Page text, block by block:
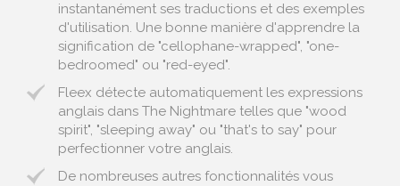
instantanément ses traductions et des exemples
d'utilisation. Une bonne manière d'apprendre la
signification de "cellophane-wrapped", "one-
bedroomed" ou "red-eyed".
Fleex détecte automatiquement les expressions
anglais dans The Nightmare telles que "wood
spirit", "sleeping away" ou "that's to say" pour
perfectionner votre anglais.
De nombreuses autres fonctionnalités vous